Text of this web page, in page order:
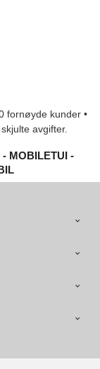
fornøyde kunder •
avgifter.
MOBILETUI -